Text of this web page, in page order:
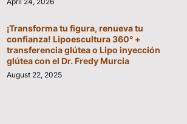
¡Transforma tu figura, renueva tu
confianza! Lipoescultura 360° +
transferencia glútea o Lipo inyección
glútea con el Dr. Fredy Murcia
August 22, 2025